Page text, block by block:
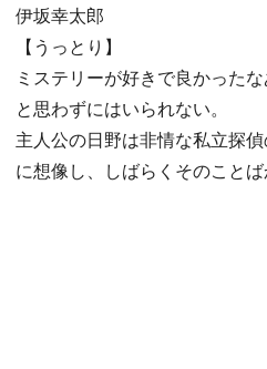
伊坂幸太郎
【うっとり】
ミステリーが好きで良かった
と思わずにはいられない。
主人公の日野は非情な私立探
に想像し、しばらくそのことば